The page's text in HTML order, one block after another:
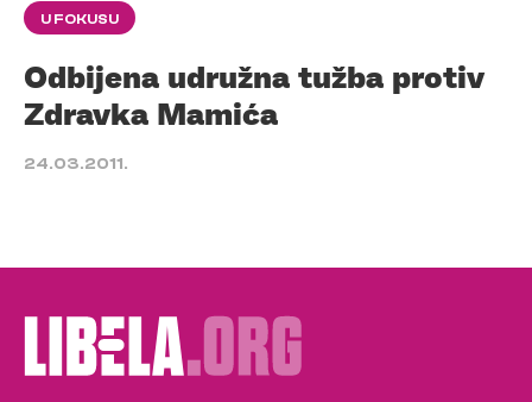
U FOKUSU
Odbijena udružna tužba protiv
Zdravka Mamića
24.03.2011.